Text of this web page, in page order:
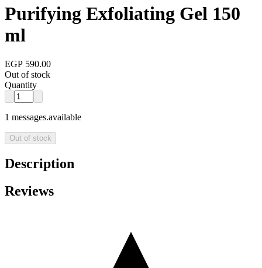
Purifying Exfoliating Gel 150
ml
EGP 590.00
Out of stock
Quantity
1 messages.available
Out of stock
Description
Reviews